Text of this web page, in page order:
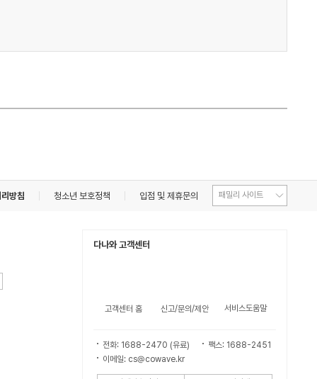
방침 청소년 보호정책 입점 및 제휴문의
다나와 고객센터
고객센터 홈 신고/문의/제안 서비스도움말
전화: 1688-2470 (유료)
팩스: 1688-2451
이메일: cs@cowave.kr